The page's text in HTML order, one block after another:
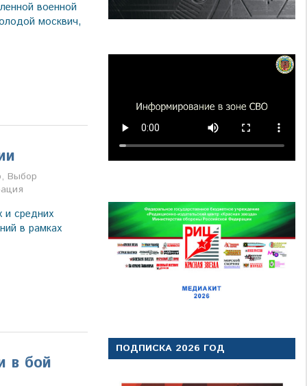
военной
москвич,
, Выбор
средних
в рамках
в бой
ПОДПИСКА 2026 ГОД